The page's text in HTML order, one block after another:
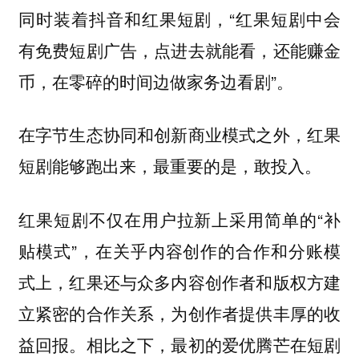
同时装着抖音和红果短剧，“红果短剧中会
有免费短剧广告，点进去就能看，还能赚金
币，在零碎的时间边做家务边看剧”。
在字节生态协同和创新商业模式之外，红果
短剧能够跑出来，最重要的是，敢投入。
红果短剧不仅在用户拉新上采用简单的“补
贴模式”，在关乎内容创作的合作和分账模
式上，红果还与众多内容创作者和版权方建
立紧密的合作关系，为创作者提供丰厚的收
益回报。相比之下，最初的爱优腾芒在短剧